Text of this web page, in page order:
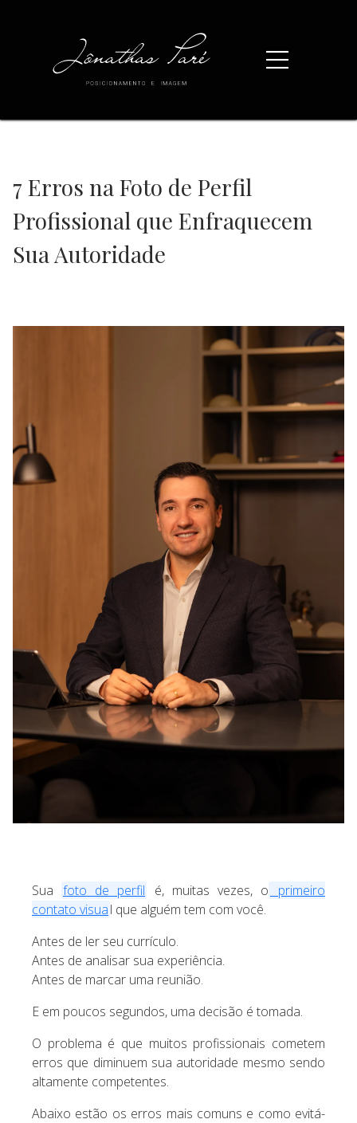
7 Erros na Foto de Perfil
Profissional que Enfraquecem
Sua Autoridade
Sua foto de perfil é, muitas vezes, o
primeiro
contato visual que alguém tem com você.
Antes de ler seu currículo.
Antes de analisar sua experiência.
Antes de marcar uma reunião.
E em poucos segundos, uma decisão é tomada.
O problema é que muitos profissionais cometem
erros que diminuem sua autoridade mesmo sendo
altamente competentes.
Abaixo estão os erros mais comuns e como evitá-